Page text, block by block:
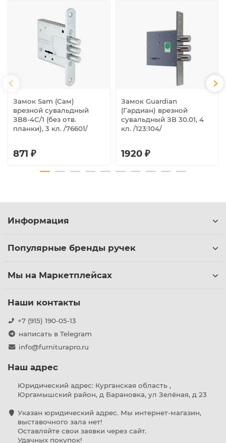
Замок Sam (Сам)
врезной сувальдный
ЗВ8-4С/1 (без отв.
планки), 3 кл. /76601/
871 ₽
Замок Guardian
(Гардиан) врезной
сувальдный ЗВ 30.01, 4
кл. /123:104/
1920 ₽
Информация
Популярные бренды ручек
Мы на Маркетплейсах
Наши контакты
+7 (915) 190-05-13
написать в Telegram
info@furniturapro.ru
Наш адрес
Юридический адрес: Курганская область ,
Юргамышский район, д Барановка, ул Зелёная, д 23
Указан юридический адрес. Мы интернет-магазин,
выставочного зала нет!
Оставляйте свои заявки через сайт.
Удачных покупок!